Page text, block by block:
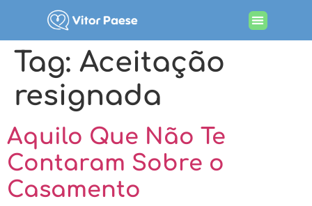
Tag: Aceitação
resignada
Aquilo Que Não Te
Contaram Sobre o
Casamento